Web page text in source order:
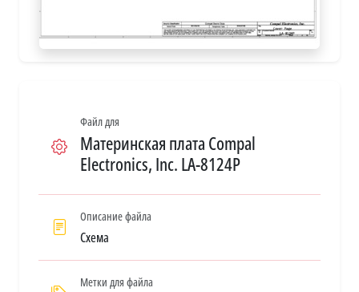
Файл для
Материнская плата Compal
Electronics, Inc. LA-8124P
Описание файла
Схема
Метки для файла